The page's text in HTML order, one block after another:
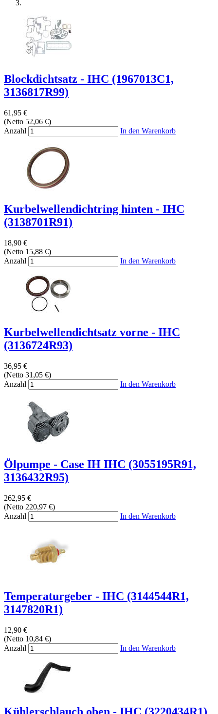
Blockdichtsatz - IHC (1967013C1,
3136817R99)
61,95 €
(Netto 52,06 €)
Anzahl
In den Warenkorb
Kurbelwellendichtring hinten - IHC
(3138701R91)
18,90 €
(Netto 15,88 €)
Anzahl
In den Warenkorb
Kurbelwellendichtsatz vorne - IHC
(3136724R93)
36,95 €
(Netto 31,05 €)
Anzahl
In den Warenkorb
Ölpumpe - Case IH IHC (3055195R91,
3136432R95)
262,95 €
(Netto 220,97 €)
Anzahl
In den Warenkorb
Temperaturgeber - IHC (3144544R1,
3147820R1)
12,90 €
(Netto 10,84 €)
Anzahl
In den Warenkorb